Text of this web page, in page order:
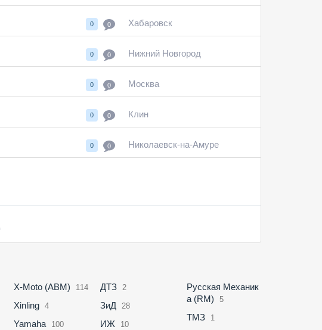
0 0 Хабаровск
0 0 Нижний Новгород
0 0 Москва
0 0 Клин
0 0 Николаевск-на-Амуре
X-Moto (ABM) 114
Xinling 4
Yamaha 100
ДТЗ 2
ЗиД 28
ИЖ 10
Русская Механик
а (RM)
5
ТМЗ 1